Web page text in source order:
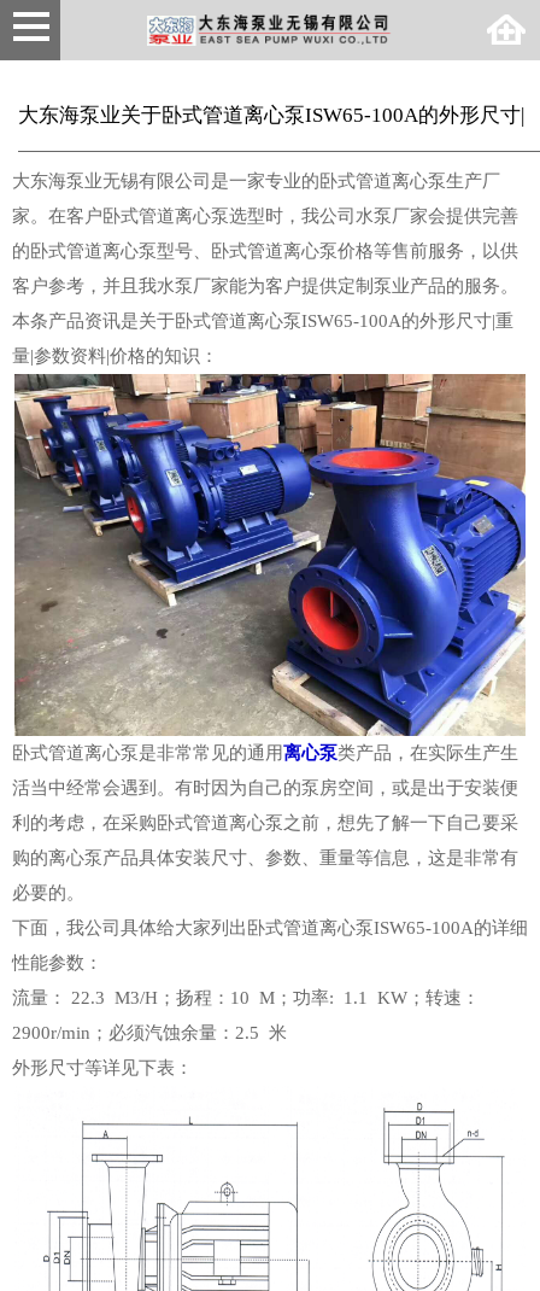
大东海泵业关于卧式管道离心泵ISW65-100A的外形尺寸|
重量|参数资料|价格
大东海泵业无锡有限公司是一家专业的卧式管道离心泵生产厂
家。在客户卧式管道离心泵选型时，我公司水泵厂家会提供完善
的卧式管道离心泵型号、卧式管道离心泵价格等售前服务，以供
客户参考，并且我水泵厂家能为客户提供定制泵业产品的服务。
本条产品资讯是关于卧式管道离心泵ISW65-100A的外形尺寸|重
量|参数资料|价格的知识：
卧式管道离心泵是非常常见的通用离心泵类产品，在实际生产生
活当中经常会遇到。有时因为自己的泵房空间，或是出于安装便
利的考虑，在采购卧式管道离心泵之前，想先了解一下自己要采
购的离心泵产品具体安装尺寸、参数、重量等信息，这是非常有
必要的。
下面，我公司具体给大家列出卧式管道离心泵ISW65-100A的详细
性能参数：
流量： 22.3 M3/H；扬程：10 M；功率: 1.1 KW；转速：
2900r/min；必须汽蚀余量：2.5 米
外形尺寸等详见下表：